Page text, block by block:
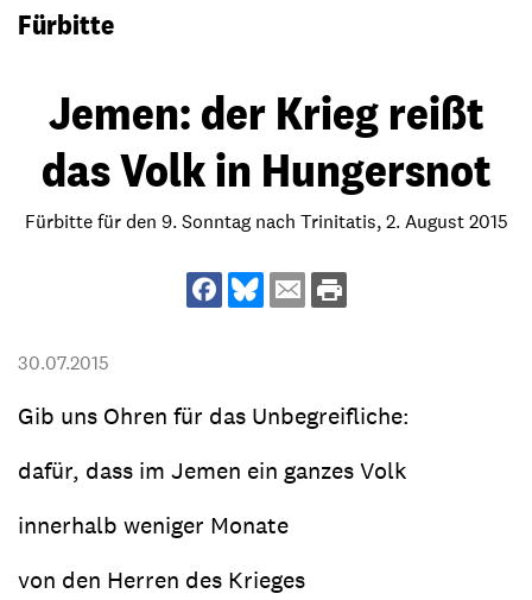
Fürbitte
Jemen: der Krieg reißt
das Volk in Hungersnot
Fürbitte für den 9. Sonntag nach Trinitatis, 2. August 2015
30.07.2015
Gib uns Ohren für das Unbegreifliche:
dafür, dass im Jemen ein ganzes Volk
innerhalb weniger Monate
von den Herren des Krieges